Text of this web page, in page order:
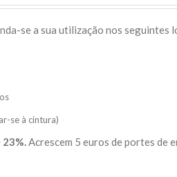
se a sua utilização nos seguintes
se à cintura)
Acrescem 5 euros de portes de